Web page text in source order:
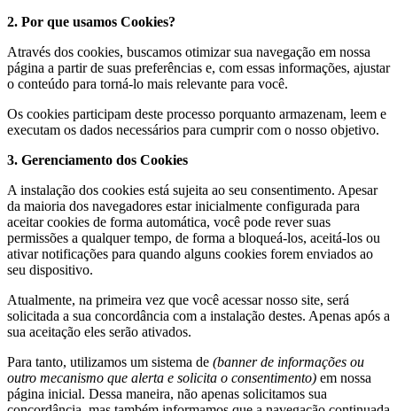
2. Por que usamos Cookies?
Através dos cookies, buscamos otimizar sua navegação em nossa
página a partir de suas preferências e, com essas informações, ajustar
o conteúdo para torná-lo mais relevante para você.
Os cookies participam deste processo porquanto armazenam, leem e
executam os dados necessários para cumprir com o nosso objetivo.
3. Gerenciamento dos Cookies
A instalação dos cookies está sujeita ao seu consentimento. Apesar
da maioria dos navegadores estar inicialmente configurada para
aceitar cookies de forma automática, você pode rever suas
permissões a qualquer tempo, de forma a bloqueá-los, aceitá-los ou
ativar notificações para quando alguns cookies forem enviados ao
seu dispositivo.
Atualmente, na primeira vez que você acessar nosso site, será
solicitada a sua concordância com a instalação destes. Apenas após a
sua aceitação eles serão ativados.
Para tanto, utilizamos um sistema de (banner de informações ou
outro mecanismo que alerta e solicita o consentimento) em nossa
página inicial. Dessa maneira, não apenas solicitamos sua